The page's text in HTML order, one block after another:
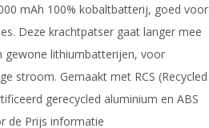
mAh 100% kobaltbatterij, goed voor
Deze krachtpatser gaat langer mee
gewone lithiumbatterijen, voor
stroom. Gemaakt met RCS (Recycled
gerecycled aluminium en ABS
de Prijs informatie